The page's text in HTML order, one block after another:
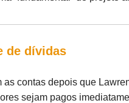
de dívidas
as contas depois que
sejam pagos